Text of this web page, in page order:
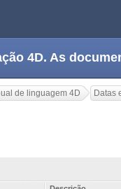
4D. As
de linguagem 4D Datas